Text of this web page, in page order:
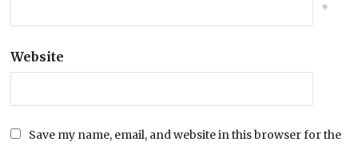
*
Website
Save my name, email, and website in this browser for the